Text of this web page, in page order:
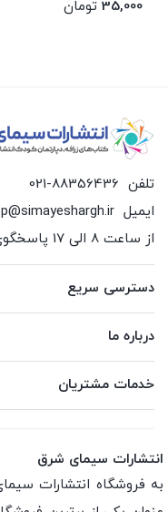
35,000 تومان
تلفن 021-88356436
ایمیل
از ساعت 8 الی 17 پاسخگوی شما هستیم.
دسترسی سریع
درباره ما
خدمات مشتریان
انتشارات سیمای شرق
به فروشگاه انتشارات